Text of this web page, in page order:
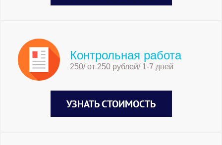
Контрольная работа
250/ от 250 рублей/ 1-7 дней
УЗНАТЬ СТОИМОСТЬ